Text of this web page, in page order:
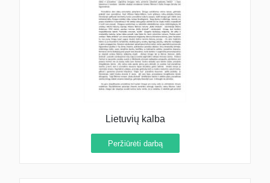
Lietuvių kalba
Peržiūrėti darbą